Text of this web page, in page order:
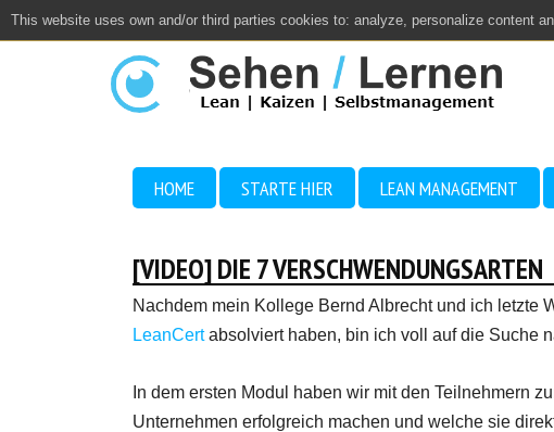
This website uses own and/or third parties cookies to: analyze, personalize content
Close
HOME STARTE HIER LEAN MANAGEMENT
[VIDEO] DIE 7 VERSCHWENDUNGSARTEN
Nachdem mein Kollege Bernd Albrecht und ich letzte
LeanCertabsolviert haben, bin ich voll auf die Suche
In dem ersten Modul haben wir mit den Teilnehmern
Unternehmen erfolgreich machen und welche sie